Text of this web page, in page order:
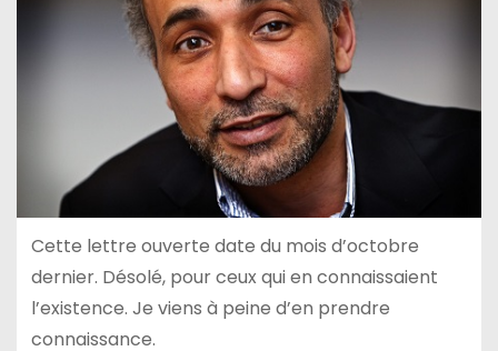
Cette lettre ouverte date du mois d’octobre
dernier. Désolé, pour ceux qui en connaissaient
l’existence. Je viens à peine d’en prendre
connaissance.